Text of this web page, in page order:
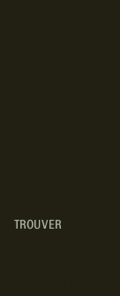
TROUVER